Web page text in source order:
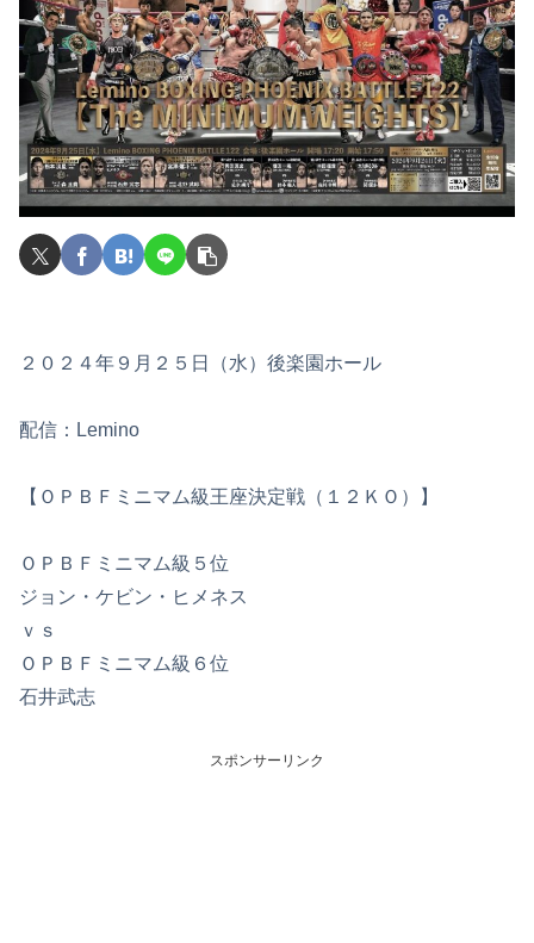
２０２４年９月２５日（水）後楽園ホール
配信：Lemino
【ＯＰＢＦミニマム級王座決定戦（１２ＫＯ）】
ＯＰＢＦミニマム級５位
ジョン・ケビン・ヒメネス
ｖｓ
ＯＰＢＦミニマム級６位
石井武志
スポンサーリンク